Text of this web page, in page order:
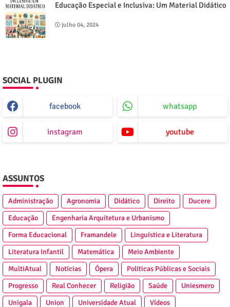
Educação Especial e Inclusiva: Um Material Didático
julho 04, 2024
SOCIAL PLUGIN
facebook whatsapp
instagram youtube
ASSUNTOS
Administração Agronomia Didático Direito
Ducere
Educação
Engenharia Arquitetura e Urbanismo
Forma Educacional
Framandele
Linguística e Literatura
Literatura Infantil
Matemática
Meio Ambiente
MultiAtual
Notícias Ópera
Políticas Públicas e Sociais
Progresso
Real Conhecer Religião Saúde
Uniesmero
Unigala
Union Universidade Atual Vídeos